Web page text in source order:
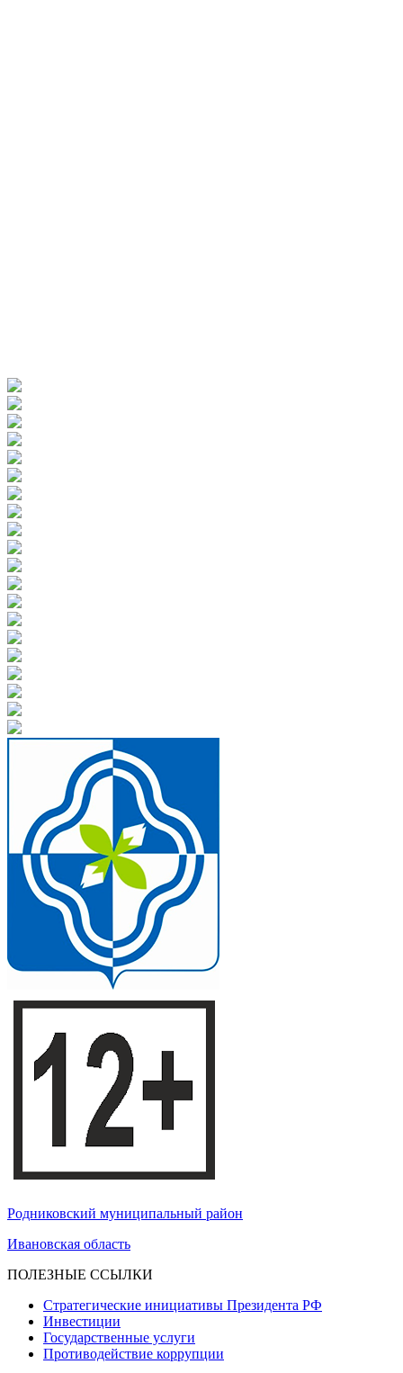
Родниковский муниципальный район
Ивановская область
ПОЛЕЗНЫЕ ССЫЛКИ
Стратегические инициативы Президента РФ
Инвестиции
Государственные услуги
Противодействие коррупции